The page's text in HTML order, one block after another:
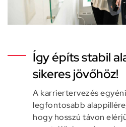
Így építs stabil
sikeres jövőhöz!
A karriertervezés
legfontosabb
hogy hosszú távon